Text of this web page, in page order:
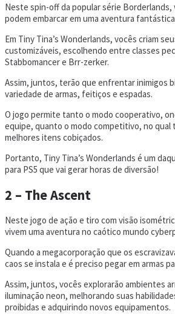
Neste spin-off da popular série Borderlands,
podem embarcar em uma aventura
Em Tiny Tina’s Wonderlands, vocês criam
customizáveis, escolhendo entre classes
Stabbomancer e Brr-zerker.
Assim, juntos, terão que enfrentar inimigos
variedade de armas, feitiços e espadas.
O jogo permite tanto o modo cooperativo,
equipe, quanto o modo competitivo, no qual
melhores itens cobiçados.
Portanto, Tiny Tina’s Wonderlands é um
para PS5 que vai gerar horas de diversão!
2 – The Ascent
Neste jogo de ação e tiro com visão
vivem uma aventura no caótico mundo
Quando a megacorporação que os
caos se instala e é preciso pegar em armas
Assim, juntos, vocês explorarão ambientes
iluminação neon, melhorando suas
proibidas e adquirindo novos equipamentos.